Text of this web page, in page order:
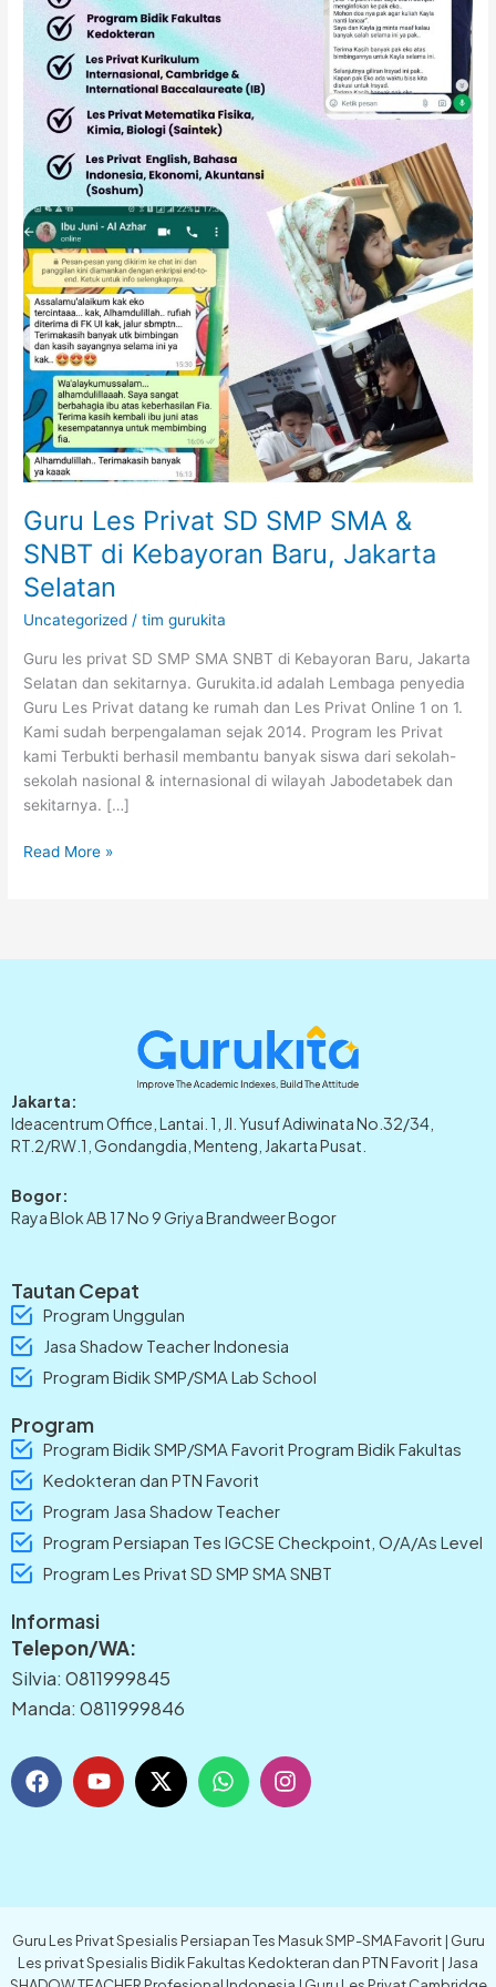
Guru Les Privat SD SMP SMA &
SNBT di Kebayoran Baru, Jakarta
Selatan
Uncategorized /tim gurukita
Guru les privat SD SMP SMA SNBT di Kebayoran Baru, Jakarta
Selatan dan sekitarnya. Gurukita.id adalah Lembaga penyedia
Guru Les Privat datang ke rumah dan Les Privat Online 1 on 1.
Kami sudah berpengalaman sejak 2014. Program les Privat
kami Terbukti berhasil membantu banyak siswa dari sekolah-
sekolah nasional & internasional di wilayah Jabodetabek dan
sekitarnya. […]
Kebayoran
Baru,
Jakarta
Selatan
Read More »
Jakarta:
Ideacentrum Office, Lantai. 1, Jl. Yusuf Adiwinata No.32/34,
RT.2/RW.1, Gondangdia, Menteng, Jakarta Pusat.
Bogor:
Raya Blok AB 17 No 9 Griya Brandweer Bogor
Tautan Cepat
Program Unggulan
Jasa Shadow Teacher Indonesia
Program Bidik SMP/SMA Lab School
Program
Program Bidik SMP/SMA Favorit Program Bidik Fakultas
Kedokteran dan PTN Favorit
Program Jasa Shadow Teacher
Program Persiapan Tes IGCSE Checkpoint, O/A/As Level
Program Les Privat SD SMP SMA SNBT
Informasi
Telepon/WA:
Silvia: 0811999845
Manda: 0811999846
F
a
c
o
Y
o
u
e
X
-
t
t
e
r
W
h
a
p
I
n
s
r
a
m
Guru Les Privat Spesialis Persiapan Tes Masuk SMP-SMA Favorit | Guru
Les privat Spesialis Bidik Fakultas Kedokteran dan PTN Favorit | Jasa